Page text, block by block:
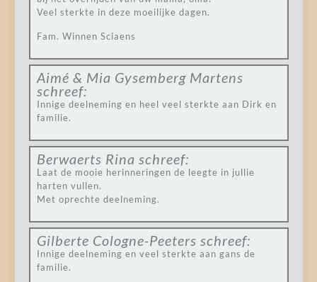
Veel sterkte in deze moeilijke dagen.
Fam. Winnen Sciaens
Aimé & Mia Gysemberg Martens
schreef:
Innige deelneming en heel veel sterkte aan Dirk en
familie.
Berwaerts Rina schreef:
Laat de mooie herinneringen de leegte in jullie
harten vullen.
Met oprechte deelneming.
Gilberte Cologne-Peeters schreef:
Innige deelneming en veel sterkte aan gans de
familie.